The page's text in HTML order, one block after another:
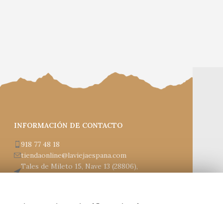
INFORMACIÓN DE CONTACTO
918 77 48 18
tiendaonline@laviejaespana.com
Tales de Mileto 15, Nave 13 (28806),